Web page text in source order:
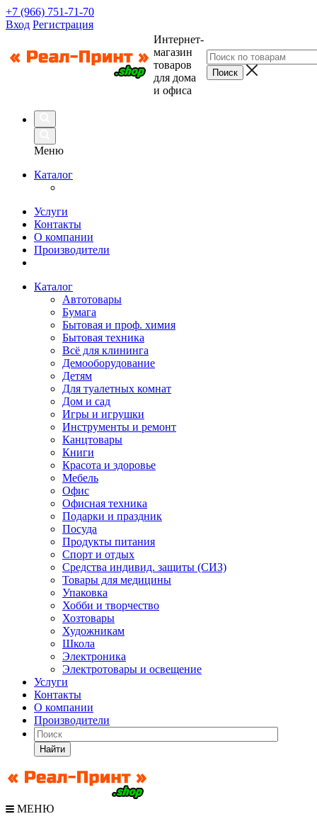
+7 (966) 751-71-70
Вход Регистрация
Интернет-
магазин
товаров
для дома
и офиса
Меню
Каталог
Услуги
Контакты
О компании
Производители
Каталог
Автотовары
Бумага
Бытовая и проф. химия
Бытовая техника
Всё для клининга
Демооборудование
Детям
Для туалетных комнат
Дом и сад
Игры и игрушки
Инструменты и ремонт
Канцтовары
Книги
Красота и здоровье
Мебель
Офис
Офисная техника
Подарки и праздник
Посуда
Продукты питания
Спорт и отдых
Средства индивид. защиты (СИЗ)
Товары для медицины
Упаковка
Хобби и творчество
Хозтовары
Художникам
Школа
Электроника
Электротовары и освещение
Услуги
Контакты
О компании
Производители
Найти
МЕНЮ